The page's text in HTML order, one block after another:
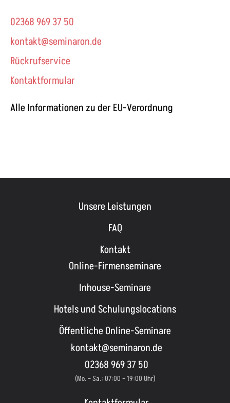
02368 969 37 50
kontakt@seminaron.de
Rückrufservice
Kontaktformular
Alle Informationen zu der EU-Verordnung
Unsere Leistungen
FAQ
Kontakt
Online-Firmenseminare
Inhouse-Seminare
Hotels und Schulungslocations
Öffentliche Online-Seminare
kontakt@seminaron.de
02368 969 37 50
(Mo. – Sa.: 07:00 – 19:00 Uhr)